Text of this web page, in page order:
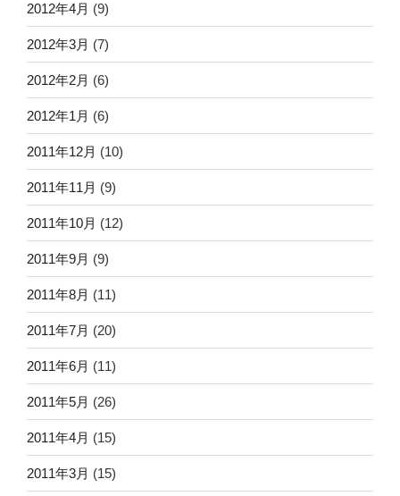
2012年4月 (9)
2012年3月 (7)
2012年2月 (6)
2012年1月 (6)
2011年12月 (10)
2011年11月 (9)
2011年10月 (12)
2011年9月 (9)
2011年8月 (11)
2011年7月 (20)
2011年6月 (11)
2011年5月 (26)
2011年4月 (15)
2011年3月 (15)